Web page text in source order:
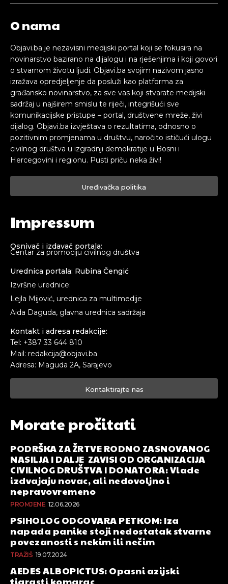
O nama
Objavi.ba je nezavisni medijski portal koji se fokusira na
novinarstvo bazirano na dijalogu i na rješenjima i koji govori
o stvarnom životu ljudi. Objavi.ba svojim nazivom jasno
izražava opredjeljenje da posluži kao platforma za
građansko novinarstvo, za sve vas koji stvarate medijski
sadržaj u najširem smislu te riječi, integrišući sve
komunikacijske pristupe – portal, društvene mreže, živi
dijalog. Objavi.ba izvještava o rezultatima, odnosno o
pozitivnim promjenama u društvu, naročito ističući ulogu
civilnog društva u izgradnji demokratije u Bosni i
Hercegovini i regionu. Pusti priču neka živi!
Uređivačka politika
Impressum
Osnivač i izdavač portala:
Centar za promociju civilnog društva
Urednica portala: Rubina Čengić
Izvršne urednice:
Lejla Mijović, urednica za multimedije
Aida Daguda, glavna urednica sadržaja
Kontakt i adresa redakcije:
Tel: +387 33 644 810
Mail: redakcija@objavi.ba
Adresa: Maguda 2A, Sarajevo
Kontaktirajte nas
Morate pročitati
PODRŠKA ZA ŽRTVE RODNO ZASNOVANOG
NASILJA I DALJE ZAVISI OD ORGANIZACIJA
CIVILNOG DRUŠTVA I DONATORA: Vlade
izdvajaju novac, ali nedovoljno i
nepravovremeno
PROMJENE 12.06.2026
PSIHOLOG ODGOVARA PETKOM: Iza
napada panike stoji nedostatak stvarne
povezanosti s nekim ili nečim
TRAŽIŠ 19.07.2024
AEDES ALBOPICTUS: Opasni azijski
tigrasti komarac